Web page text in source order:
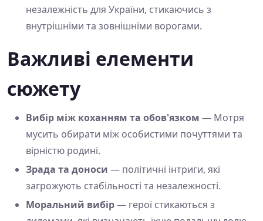
незалежність для України, стикаючись з
внутрішніми та зовнішніми ворогами.
Важливі елементи
сюжету
Вибір між коханням та обов'язком — Мотря
мусить обирати між особистими почуттями та
вірністю родині.
Зрада та доноси — політичні інтриги, які
загрожують стабільності та незалежності.
Моральний вибір— герої стикаються з